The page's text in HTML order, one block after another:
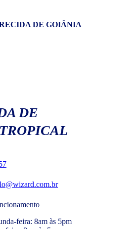
DE GOIÂNIA
DE
feira: 8am às 5pm